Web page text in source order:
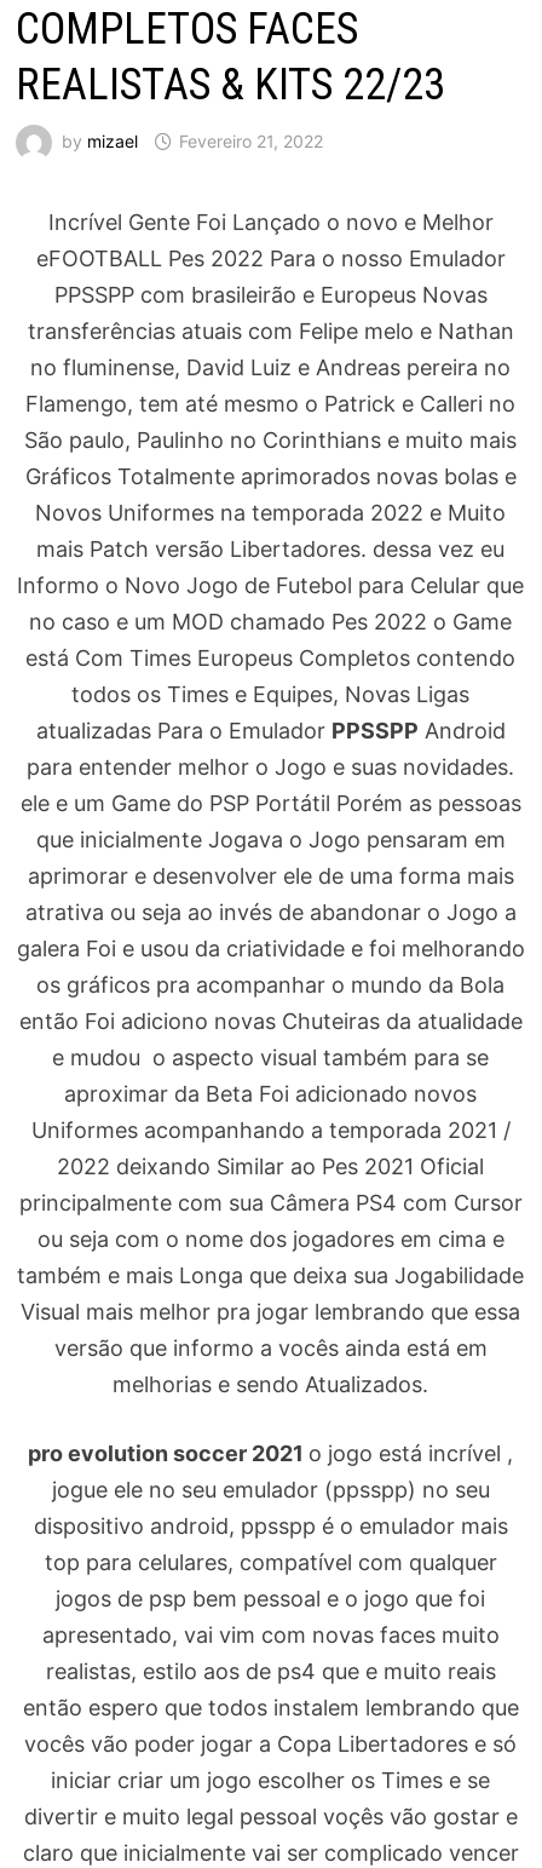
COMPLETOS FACES
REALISTAS & KITS 22/23
by mizael Fevereiro 21, 2022
Incrível Gente Foi Lançado o novo e Melhor
eFOOTBALL Pes 2022 Para o nosso Emulador
PPSSPP com brasileirão e Europeus Novas
transferências atuais com Felipe melo e Nathan
no fluminense, David Luiz e Andreas pereira no
Flamengo, tem até mesmo o Patrick e Calleri no
São paulo, Paulinho no Corinthians e muito mais
Gráficos Totalmente aprimorados novas bolas e
Novos Uniformes na temporada 2022 e Muito
mais Patch versão Libertadores. dessa vez eu
Informo o Novo Jogo de Futebol para Celular que
no caso e um MOD chamado Pes 2022 o Game
está Com Times Europeus Completos contendo
todos os Times e Equipes, Novas Ligas
atualizadas Para o Emulador PPSSPP Android
para entender melhor o Jogo e suas novidades.
ele e um Game do PSP Portátil Porém as pessoas
que inicialmente Jogava o Jogo pensaram em
aprimorar e desenvolver ele de uma forma mais
atrativa ou seja ao invés de abandonar o Jogo a
galera Foi e usou da criatividade e foi melhorando
os gráficos pra acompanhar o mundo da Bola
então Foi adiciono novas Chuteiras da atualidade
e mudou o aspecto visual também para se
aproximar da Beta Foi adicionado novos
Uniformes acompanhando a temporada 2021 /
2022 deixando Similar ao Pes 2021 Oficial
principalmente com sua Câmera PS4 com Cursor
ou seja com o nome dos jogadores em cima e
também e mais Longa que deixa sua Jogabilidade
Visual mais melhor pra jogar lembrando que essa
versão que informo a vocês ainda está em
melhorias e sendo Atualizados.
pro evolution soccer 2021 o jogo está incrível ,
jogue ele no seu emulador (ppsspp) no seu
dispositivo android, ppsspp é o emulador mais
top para celulares, compatível com qualquer
jogos de psp bem pessoal e o jogo que foi
apresentado, vai vim com novas faces muito
realistas, estilo aos de ps4 que e muito reais
então espero que todos instalem lembrando que
vocês vão poder jogar a Copa Libertadores e só
iniciar criar um jogo escolher os Times e se
divertir e muito legal pessoal voçês vão gostar e
claro que inicialmente vai ser complicado vencer